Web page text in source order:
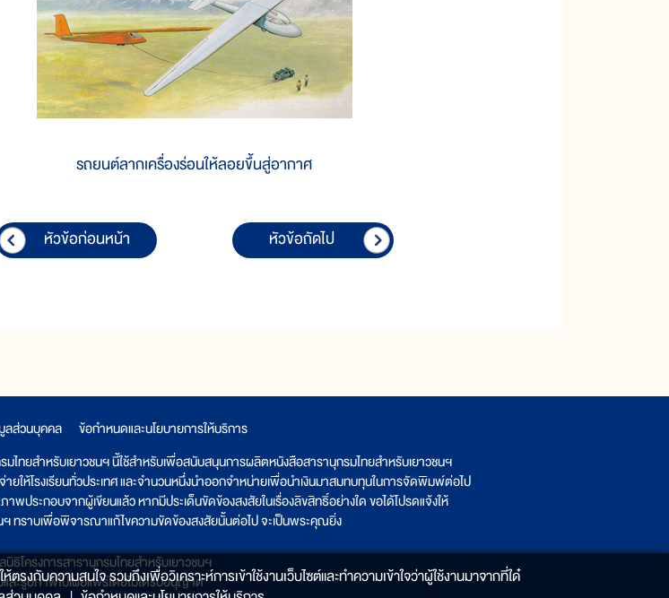
รถยนต์ลากเครื่องร่อนให้ลอยขึ้นสู่อากาศ
หัวข้อก่อนหน้า หัวข้อถัดไป
ลส่วนบุคคล
ข้อกำหนดและนโยบายการให้บริการ
ไทยสำหรับเยาวชนฯ นี้ใช้สำหรับเพื่อสนับสนุนการผลิตหนังสือสารานุกรมไทยสำหรับเยาวชนฯ
ายให้โรงเรียนทั่วประเทศ และจำนวนหนึ่งนำออกจำหน่ายเพื่อนำเงินมาสมทบทุนในการจัดพิมพ์ต่อไป
ประกอบจากผู้เขียนแล้ว หากมีประเด็นขัดข้องสงสัยในเรื่องลิขสิทธิ์อย่างใด ขอได้โปรดแจ้งให้
ฯ ทราบเพื่อพิจารณาแก้ไขความขัดข้องสงสัยนั้นต่อไป จะเป็นพระคุณยิ่ง
ธิโครงการสารานุกรมไทยสำหรับเยาวชนฯ
ละรูปภาพไปเผยแพร่โดยไม่ได้รับอนุญาต
งกับความสนใจ รวมถึงเพื่อวิเคราะห์การเข้าใช้งานเว็บไซต์และทำความเข้าใจว่าผู้ใช้งานมาจากที่ใด๋